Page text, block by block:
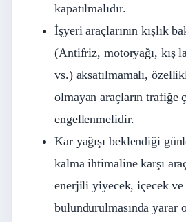
kapatılmalıdır.
İşyeri araçlarının kışlık
(Antifriz, motoryağı, kış
vs.) aksatılmamalı,
olmayan araçların trafiğe
engellenmelidir.
Kar yağışı beklendiği
kalma ihtimaline karşı
enerjili yiyecek, içecek ve
bulundurulmasında yarar